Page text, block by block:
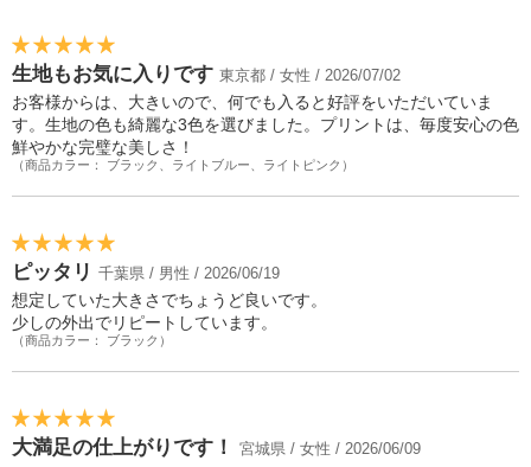
生地もお気に入りです 東京都 / 女性 / 2026/07/02
お客様からは、大きいので、何でも入ると好評をいただいていま
す。生地の色も綺麗な3色を選びました。プリントは、毎度安心の色
鮮やかな完璧な美しさ！
（商品カラー： ブラック、ライトブルー、ライトピンク）
ピッタリ 千葉県 / 男性 / 2026/06/19
想定していた大きさでちょうど良いです。
少しの外出でリピートしています。
（商品カラー： ブラック）
大満足の仕上がりです！ 宮城県 / 女性 / 2026/06/09